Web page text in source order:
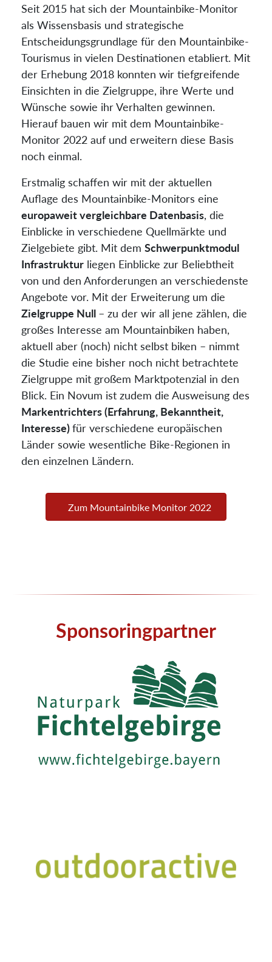
Seit 2015 hat sich der Mountainbike-Monitor
als Wissensbasis und strategische
Entscheidungsgrundlage für den Mountainbike-
Tourismus in vielen Destinationen etabliert. Mit
der Erhebung 2018 konnten wir tiefgreifende
Einsichten in die Zielgruppe, ihre Werte und
Wünsche sowie ihr Verhalten gewinnen.
Hierauf bauen wir mit dem Mountainbike-
Monitor 2022 auf und erweitern diese Basis
noch einmal.
Erstmalig schaffen wir mit der aktuellen
Auflage des Mountainbike-Monitors eine
europaweit vergleichbare Datenbasis, die
Einblicke in verschiedene Quellmärkte und
Zielgebiete gibt. Mit dem Schwerpunktmodul
Infrastruktur liegen Einblicke zur Beliebtheit
von und den Anforderungen an verschiedenste
Angebote vor. Mit der Erweiterung um die
Zielgruppe Null – zu der wir all jene zählen, die
großes Interesse am Mountainbiken haben,
aktuell aber (noch) nicht selbst biken – nimmt
die Studie eine bisher noch nicht betrachtete
Zielgruppe mit großem Marktpotenzial in den
Blick. Ein Novum ist zudem die Ausweisung des
Markentrichters (Erfahrung, Bekanntheit,
Interesse)für verschiedene europäischen
Länder sowie wesentliche Bike-Regionen in
den einzelnen Ländern.
Zum Mountainbike Monitor 2022
Sponsoringpartner